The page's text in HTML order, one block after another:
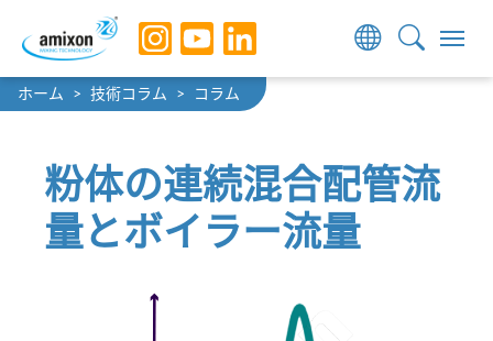
Skip to main navigation
Skip to main content
Skip to page footer
You are here:
ホーム 技術コラム コラム
粉体の連続混合配管流
量とボイラー流量